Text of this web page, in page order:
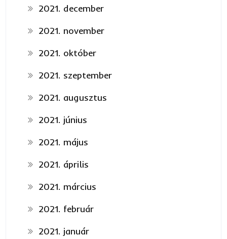
2021. december
2021. november
2021. október
2021. szeptember
2021. augusztus
2021. június
2021. május
2021. április
2021. március
2021. február
2021. január